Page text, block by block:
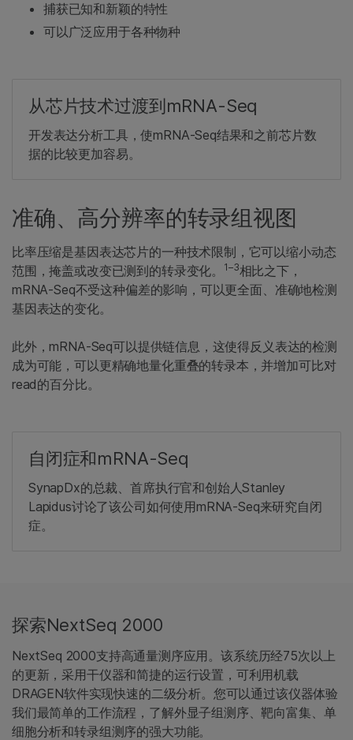
捕获已知和新颖的特性
可以广泛应用于各种物种
从芯片技术过渡到mRNA-Seq
开发表达分析工具，使mRNA-Seq结果和之前芯片数
据的比较更加容易。
准确、高分辨率的转录组视图
比率压缩是基因表达芯片的一种技术限制，它可以缩小动态
范围，掩盖或改变已测到的转录变化。
1–3相比之下，
mRNA-Seq不受这种偏差的影响，可以更全面、准确地检测
基因表达的变化。
此外，mRNA-Seq可以提供链信息，这使得反义表达的检测
成为可能，可以更精确地量化重叠的转录本，并增加可比对
read的百分比。
自闭症和mRNA-Seq
SynapDx的总裁、首席执行官和创始人Stanley
Lapidus讨论了该公司如何使用mRNA-Seq来研究自闭
症。
探索NextSeq 2000
NextSeq 2000支持高通量测序应用。该系统历经75次以上
的更新，采用干仪器和简捷的运行设置，可利用机载
DRAGEN软件实现快速的二级分析。您可以通过该仪器体验
我们最简单的工作流程，了解外显子组测序、靶向富集、单
细胞分析和转录组测序的强大功能。